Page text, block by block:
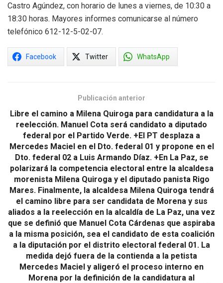
Castro Agúndez, con horario de lunes a viernes, de 10:30 a
18:30 horas. Mayores informes comunicarse al número
telefónico 612-12-5-02-07.
Facebook Twitter WhatsApp
Publicación anterior
Libre el camino a Milena Quiroga para candidatura a la
reelección. Manuel Cota será candidato a diputado
federal por el Partido Verde. +El PT desplaza a
Mercedes Maciel en el Dto. federal 01 y propone en el
Dto. federal 02 a Luis Armando Díaz. +En La Paz, se
polarizará la competencia electoral entre la alcaldesa
morenista Milena Quiroga y el diputado panista Rigo
Mares. Finalmente, la alcaldesa Milena Quiroga tendrá
el camino libre para ser candidata de Morena y sus
aliados a la reelección en la alcaldía de La Paz, una vez
que se definió que Manuel Cota Cárdenas que aspiraba
a la misma posición, sea el candidato de esta coalición
a la diputación por el distrito electoral federal 01. La
medida dejó fuera de la contienda a la petista
Mercedes Maciel y aligeró el proceso interno en
Morena por la definición de la candidatura al